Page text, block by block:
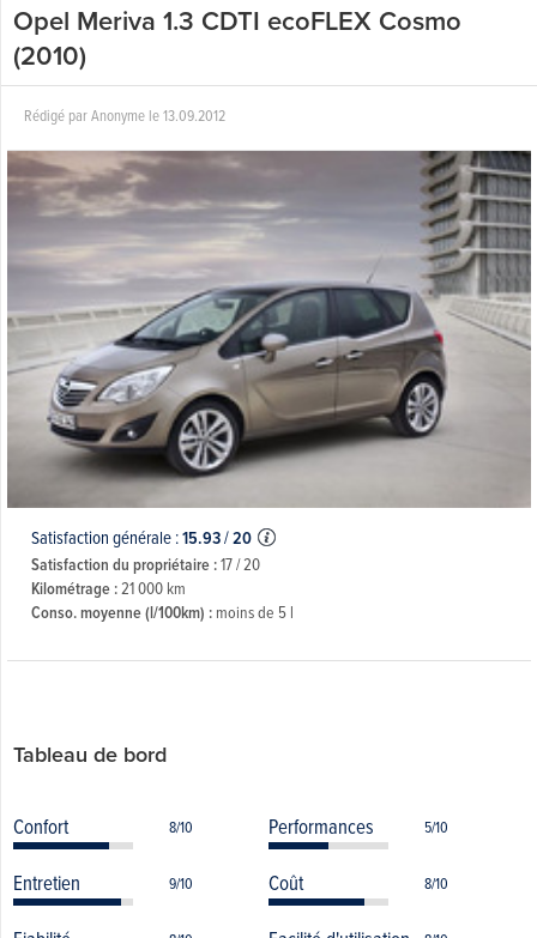
Opel Meriva 1.3 CDTI ecoFLEX Cosmo
(2010)
Rédigé parAnonymele13.09.2012
Satisfaction générale :15.93/20
Satisfaction du propriétaire :17 / 20
Kilométrage :21 000 km
Conso. moyenne (l/100km) :moins de 5 l
Tableau de bord
Confort 8/10 Performances 5/10
Entretien 9/10 Coût 8/10